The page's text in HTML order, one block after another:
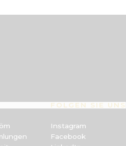
FOLGEN SIE UNS
Instagram
Facebook